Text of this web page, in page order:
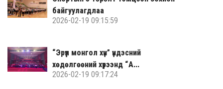
байгуулагдлаа
2026-02-19 09:15:59
“Эрүүл монгол хүн” үндэсний
хөдөлгөөний хүрээнд “А...
2026-02-19 09:17:24